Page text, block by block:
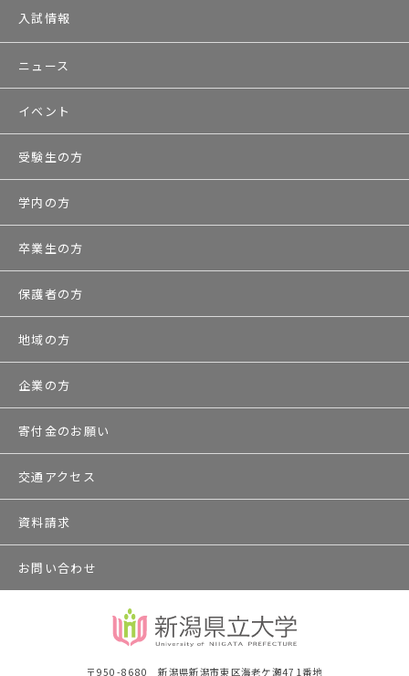
入試情報
ニュース
イベント
受験生の方
学内の方
卒業生の方
保護者の方
地域の方
企業の方
寄付金のお願い
交通アクセス
資料請求
お問い合わせ
〒950-8680 新潟県新潟市東区海老ケ瀬471番地